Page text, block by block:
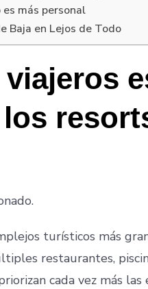
más personal
Baja en Lejos de Todo
los
turísticos más
restaurantes,
cada vez más